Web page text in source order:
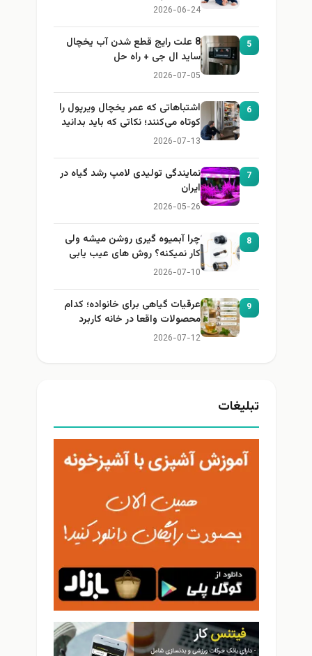
باید بداند)
2026-06-24
5
8 علت رایج قطع شدن آب یخچال
ساید ال جی + راه حل
2026-07-05
6
اشتباهاتی که عمر یخچال ویرپول را
کوتاه می‌کنند؛ نکاتی که باید بدانید
2026-07-13
7
نمایندگی تولیدی لامپ رشد گیاه در
ایران
2026-05-26
8
چرا آبمیوه گیری روشن میشه ولی
کار نمیکنه؟ روش های عیب یابی
2026-07-10
9
عرقیات گیاهی برای خانواده؛ کدام
محصولات واقعا در خانه کاربرد
دارند؟
2026-07-12
تبلیغات